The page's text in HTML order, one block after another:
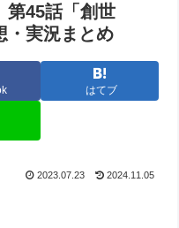
第45話「創世
・実況まとめ
はてブ
2023.07.23 2024.11.05